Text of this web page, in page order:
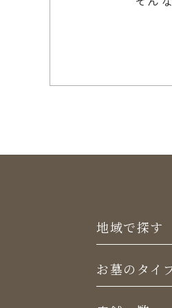
地域で探す
お墓のタイ